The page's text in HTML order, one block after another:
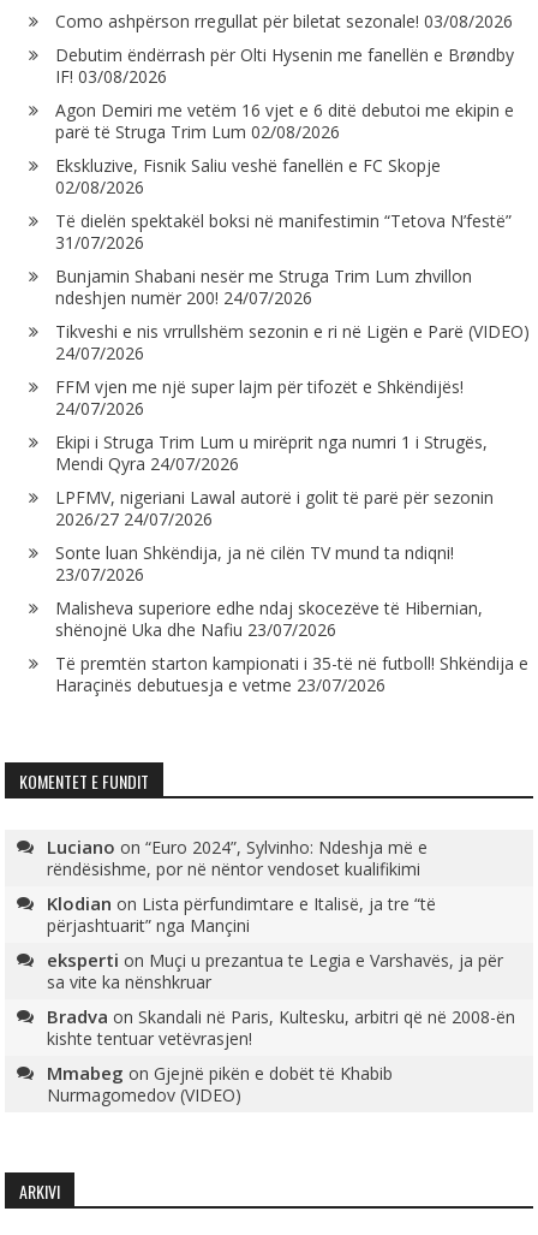
Como ashpërson rregullat për biletat sezonale! 03/08/2026
Debutim ëndërrash për Olti Hysenin me fanellën e Brøndby
IF! 03/08/2026
Agon Demiri me vetëm 16 vjet e 6 ditë debutoi me ekipin e
parë të Struga Trim Lum 02/08/2026
Ekskluzive, Fisnik Saliu veshë fanellën e FC Skopje
02/08/2026
Të dielën spektakël boksi në manifestimin “Tetova N’festë”
31/07/2026
Bunjamin Shabani nesër me Struga Trim Lum zhvillon
ndeshjen numër 200! 24/07/2026
Tikveshi e nis vrrullshëm sezonin e ri në Ligën e Parë (VIDEO)
24/07/2026
FFM vjen me një super lajm për tifozët e Shkëndijës!
24/07/2026
Ekipi i Struga Trim Lum u mirëprit nga numri 1 i Strugës,
Mendi Qyra 24/07/2026
LPFMV, nigeriani Lawal autorë i golit të parë për sezonin
2026/27 24/07/2026
Sonte luan Shkëndija, ja në cilën TV mund ta ndiqni!
23/07/2026
Malisheva superiore edhe ndaj skocezëve të Hibernian,
shënojnë Uka dhe Nafiu 23/07/2026
Të premtën starton kampionati i 35-të në futboll! Shkëndija e
Haraçinës debutuesja e vetme 23/07/2026
KOMENTET E FUNDIT
Luciano on“Euro 2024”, Sylvinho: Ndeshja më e
rëndësishme, por në nëntor vendoset kualifikimi
Klodian on Lista përfundimtare e Italisë, ja tre “të
përjashtuarit” nga Mançini
eksperti on Muçi u prezantua te Legia e Varshavës, ja për
sa vite ka nënshkruar
Bradva onSkandali në Paris, Kultesku, arbitri që në 2008-ën
kishte tentuar vetëvrasjen!
Mmabeg onGjejnë pikën e dobët të Khabib
Nurmagomedov (VIDEO)
ARKIVI